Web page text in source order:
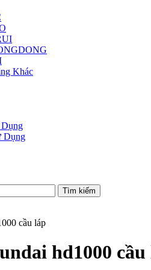
Khác
Dụng
cầu láp
hd1000